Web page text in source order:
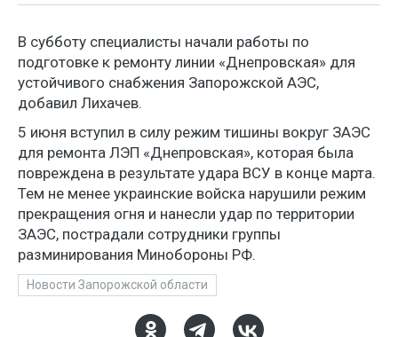
В субботу специалисты начали работы по
подготовке к ремонту линии «Днепровская» для
устойчивого снабжения Запорожской АЭС,
добавил Лихачев.
5 июня вступил в силу режим тишины вокруг ЗАЭС
для ремонта ЛЭП «Днепровская», которая была
повреждена в результате удара ВСУ в конце марта.
Тем не менее украинские войска нарушили режим
прекращения огня и нанесли удар по территории
ЗАЭС, пострадали сотрудники группы
разминирования Минобороны РФ.
Новости Запорожской области